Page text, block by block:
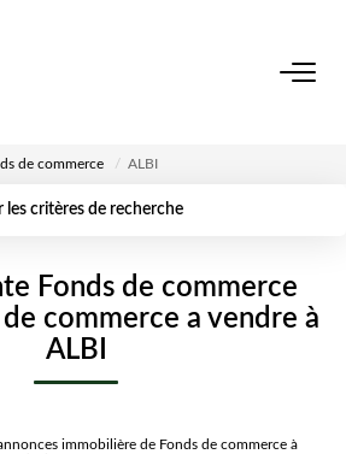
VOTRE RECHERCHE
de commerce ALBI
les critères de recherche
Créer une
alerte
Fonds de commerce
commerce a vendre à
ALBI
immobilière de Fonds de commerce à